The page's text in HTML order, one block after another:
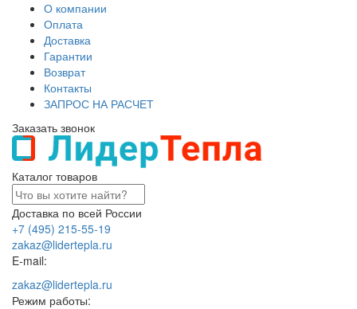
О компании
Оплата
Доставка
Гарантии
Возврат
Контакты
ЗАПРОС НА РАСЧЕТ
Заказать звонок
Каталог товаров
Доставка по всей России
+7 (495) 215-55-19
zakaz@lidertepla.ru
E-mail:
zakaz@lidertepla.ru
Режим работы: